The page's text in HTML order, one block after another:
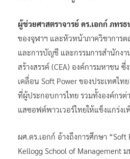
ผู้ช่วยศาสตราจารย์ ดร.เอกก์ ภทร
ของจุฬาฯ และหัวหน้าภาควิชาการ
และการบัญชี และกรรมการสำนักงา
สร้างสรรค์ (CEA) องค์การมหาชน
เคลื่อน Soft Power ของประเทศไท
ที่ผู้ประกอบการไทย รวมทั้งองค์กรต่
แสซอฟต์พาวเวอร์ไทยให้แข็งแกร่ง
ผศ.ดร.เอกก์ อ้างถึงการศึกษา
Kellogg School of Management